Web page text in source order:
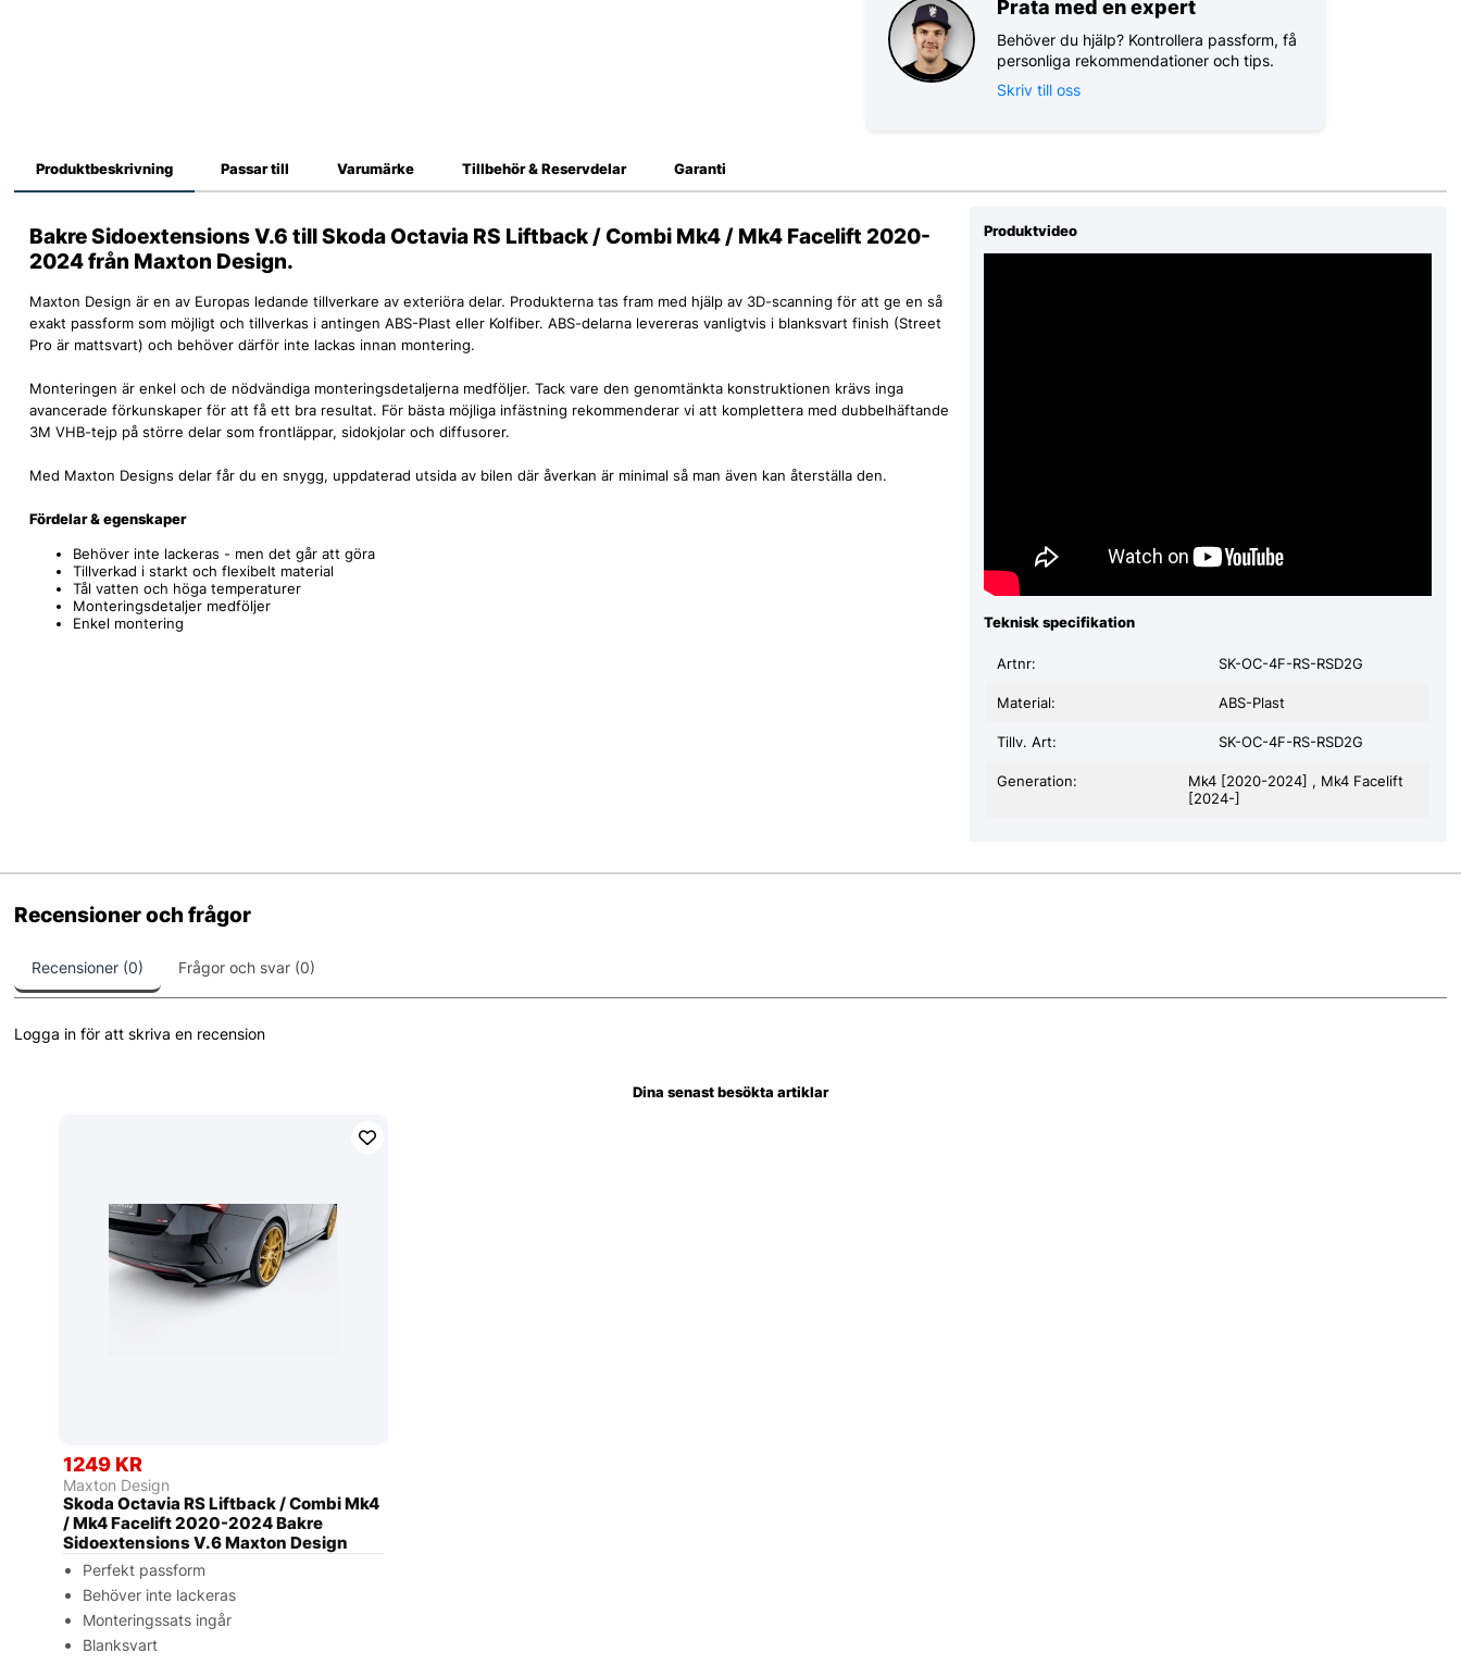
Prata med en expert
Behöver du hjälp? Kontrollera passform, få
personliga rekommendationer och tips.
Skriv till oss
Produktbeskrivning
Bakre Sidoextensions V.6 till Skoda Octavia RS Liftback / Combi Mk4 / Mk4 Facelift 2020-
2024 från Maxton Design.
Maxton Design är en av Europas ledande tillverkare av exteriöra delar. Produkterna tas fram med hjälp av 3D-scanning för att ge en så
exakt passform som möjligt och tillverkas i antingen ABS-Plast eller Kolfiber. ABS-delarna levereras vanligtvis i blanksvart finish (Street
Pro är mattsvart) och behöver därför inte lackas innan montering.
Monteringen är enkel och de nödvändiga monteringsdetaljerna medföljer. Tack vare den genomtänkta konstruktionen krävs inga
avancerade förkunskaper för att få ett bra resultat. För bästa möjliga infästning rekommenderar vi att komplettera med dubbelhäftande
3M VHB-tejp på större delar som frontläppar, sidokjolar och diffusorer.
Med Maxton Designs delar får du en snygg, uppdaterad utsida av bilen där åverkan är minimal så man även kan återställa den.
Fördelar & egenskaper
Behöver inte lackeras - men det går att göra
Tillverkad i starkt och flexibelt material
Tål vatten och höga temperaturer
Monteringsdetaljer medföljer
Enkel montering
Produktvideo
Teknisk specifikation
Material: ABS-Plast
Tillv. Art: SK-OC-4F-RS-RSD2G
Generation:
Mk4 [2020-2024] , Mk4 Facelift
[2024-]
Artnr: SK-OC-4F-RS-RSD2G
Passar till Varumärke Tillbehör & Reservdelar Garanti
Recensioner och frågor
Recensioner (0) Frågor och svar (0)
Logga in för att skriva en recension
Dina senast besökta artiklar
1249 KR
Maxton Design
Skoda Octavia RS Liftback / Combi Mk4
/ Mk4 Facelift 2020-2024 Bakre
Sidoextensions V.6 Maxton Design
Perfekt passform
Behöver inte lackeras
Monteringssats ingår
Blanksvart